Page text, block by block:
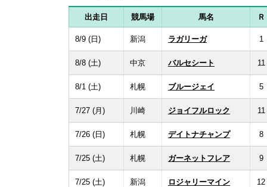
出走日 競馬場 馬名 Ｒ
8/9 (日) 新潟 ラガリーガ 1
8/8 (土) 中京 バルセシート 11
8/1 (土) 札幌 ブルージェイ 5
7/27 (月) 川崎 ジョイフルロック 11
7/26 (日) 札幌 デイトナチャンプ 8
7/25 (土) 札幌 ガーネットフレア 9
7/25 (土) 新潟 ロジャリーマイン 12